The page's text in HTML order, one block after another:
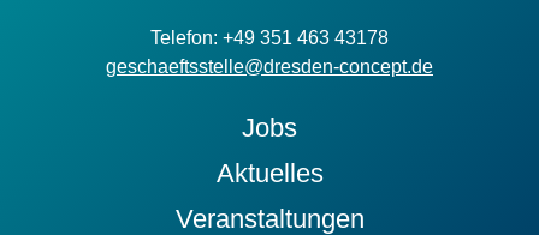
Telefon: +49 351 463 43178
geschaeftsstelle@dresden-concept.de
Jobs
Aktuelles
Veranstaltungen